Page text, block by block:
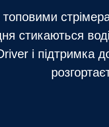
топовими
стикаються
і підтримка